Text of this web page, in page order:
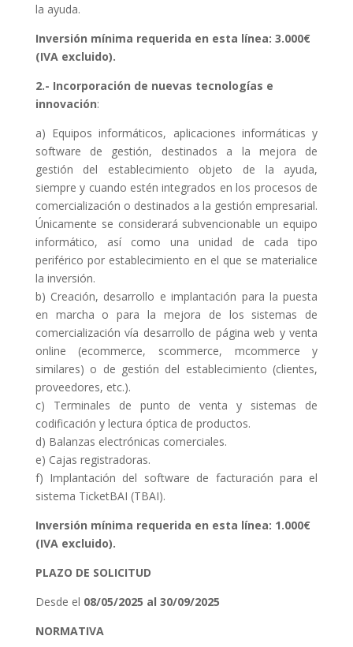
la ayuda.
Inversión mínima requerida en esta línea: 3.000€
(IVA excluido).
2.- Incorporación de nuevas tecnologías e
innovación:
a) Equipos informáticos, aplicaciones informáticas y
software de gestión, destinados a la mejora de
gestión del establecimiento objeto de la ayuda,
siempre y cuando estén integrados en los procesos de
comercialización o destinados a la gestión empresarial.
Únicamente se considerará subvencionable un equipo
informático, así como una unidad de cada tipo
periférico por establecimiento en el que se materialice
la inversión.
b) Creación, desarrollo e implantación para la puesta
en marcha o para la mejora de los sistemas de
comercialización vía desarrollo de página web y venta
online (ecommerce, scommerce, mcommerce y
similares) o de gestión del establecimiento (clientes,
proveedores, etc.).
c) Terminales de punto de venta y sistemas de
codificación y lectura óptica de productos.
d) Balanzas electrónicas comerciales.
e) Cajas registradoras.
f) Implantación del software de facturación para el
sistema TicketBAI (TBAI).
Inversión mínima requerida en esta línea: 1.000€
(IVA excluido).
PLAZO DE SOLICITUD
Desde el 08/05/2025 al 30/09/2025
NORMATIVA